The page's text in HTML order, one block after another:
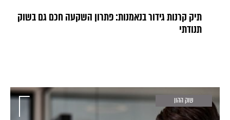
תיק קרנות גידור בנאמנות: פתרון השקעה חכם גם בשוק
תנודתי
שוק ההון